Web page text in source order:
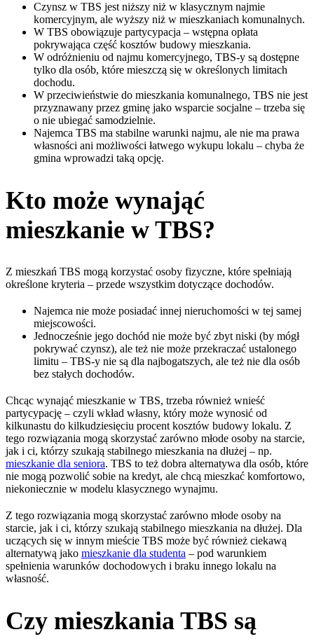
Czynsz w TBS jest niższy niż w klasycznym najmie
komercyjnym, ale wyższy niż w mieszkaniach komunalnych.
W TBS obowiązuje partycypacja – wstępna opłata
pokrywająca część kosztów budowy mieszkania.
W odróżnieniu od najmu komercyjnego, TBS-y są dostępne
tylko dla osób, które mieszczą się w określonych limitach
dochodu.
W przeciwieństwie do mieszkania komunalnego, TBS nie jest
przyznawany przez gminę jako wsparcie socjalne – trzeba się
o nie ubiegać samodzielnie.
Najemca TBS ma stabilne warunki najmu, ale nie ma prawa
własności ani możliwości łatwego wykupu lokalu – chyba że
gmina wprowadzi taką opcję.
Kto może wynająć
mieszkanie w TBS?
Z mieszkań TBS mogą korzystać osoby fizyczne, które spełniają
określone kryteria – przede wszystkim dotyczące dochodów.
Najemca nie może posiadać innej nieruchomości w tej samej
miejscowości.
Jednocześnie jego dochód nie może być zbyt niski (by mógł
pokrywać czynsz), ale też nie może przekraczać ustalonego
limitu – TBS-y nie są dla najbogatszych, ale też nie dla osób
bez stałych dochodów.
Chcąc wynająć mieszkanie w TBS, trzeba również wnieść
partycypację – czyli wkład własny, który może wynosić od
kilkunastu do kilkudziesięciu procent kosztów budowy lokalu. Z
tego rozwiązania mogą skorzystać zarówno młode osoby na starcie,
jak i ci, którzy szukają stabilnego mieszkania na dłużej – np.
mieszkanie dla seniora. TBS to też dobra alternatywa dla osób, które
nie mogą pozwolić sobie na kredyt, ale chcą mieszkać komfortowo,
niekoniecznie w modelu klasycznego wynajmu.
Z tego rozwiązania mogą skorzystać zarówno młode osoby na
starcie, jak i ci, którzy szukają stabilnego mieszkania na dłużej. Dla
uczących się w innym mieście TBS może być również ciekawą
alternatywą jako mieszkanie dla studenta – pod warunkiem
spełnienia warunków dochodowych i braku innego lokalu na
własność.
Czy mieszkania TBS są